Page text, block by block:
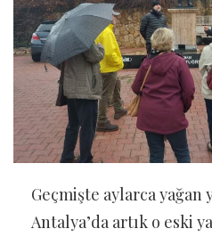
Geçmişte aylarca
Antalya’da artık o eski